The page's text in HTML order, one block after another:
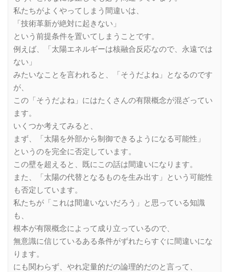
私たちがよくやってしまう間違いは、
「技術革新が絶対に起きない」
という前提条件を置いてしまうことです。
例えば、「太陽エネルギーは核融合反応なので、永遠では
ない」
みたいなことを言われると、「そうだよね」となるのです
が、
この「そうだよね」にはたくさんの有限概念が混ざってい
ます。
いくつか考えてみると、
まず、「太陽を外部から制御できるようになる可能性」
というのを完全に否定しています。
この壁を超えると、既にこの話は間違いになります。
また、「太陽の代替となるものを生み出す」という可能性
も否定しています。
私たちが「これは間違いないだろう」と思っている知識
も、
根本が有限概念によって成り立っているので、
無意識に信じているある条件がずれたらすぐに間違いにな
ります。
にも関わらず、やれ定量的だの論理的だのと言って、